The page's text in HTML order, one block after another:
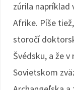
zúrila napríklad
Afrike. Píše
storočí
Švédsku, a že
Sovietskom